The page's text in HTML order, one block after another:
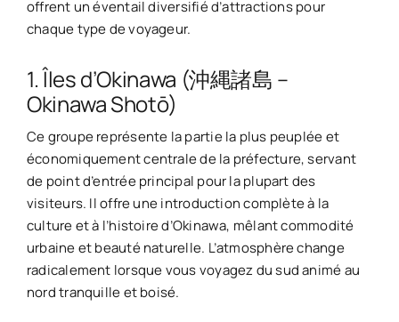
offrent un éventail diversifié d’attractions pour
chaque type de voyageur.
1. Îles d’Okinawa (沖縄諸島 –
Okinawa Shotō)
Ce groupe représente la partie la plus peuplée et
économiquement centrale de la préfecture, servant
de point d’entrée principal pour la plupart des
visiteurs. Il offre une introduction complète à la
culture et à l’histoire d’Okinawa, mêlant commodité
urbaine et beauté naturelle. L’atmosphère change
radicalement lorsque vous voyagez du sud animé au
nord tranquille et boisé.